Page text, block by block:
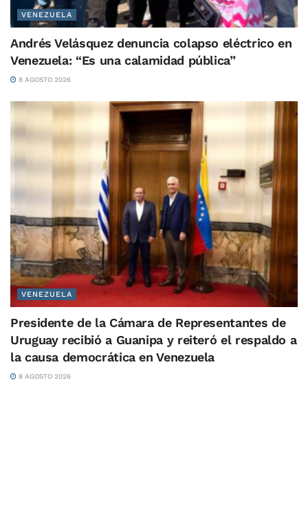
VENEZUELA
Andrés Velásquez denuncia colapso eléctrico en
Venezuela: “Es una calamidad pública”
8 AGOSTO 2026
VENEZUELA
Presidente de la Cámara de Representantes de
Uruguay recibió a Guanipa y reiteró el respaldo a
la causa democrática en Venezuela
8 AGOSTO 2026